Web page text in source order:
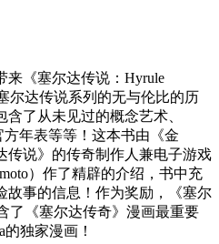
来《塞尔达传说：Hyrule
尔达传说系列的无与伦比的历
了从未见过的概念艺术、
年表等等！这本书由《金
传说》的传奇制作人兼电子游戏
）作了精辟的介绍，书中充
故事的信息！作为奖励，《塞尔
了《塞尔达传奇》漫画最重要
独家漫画！